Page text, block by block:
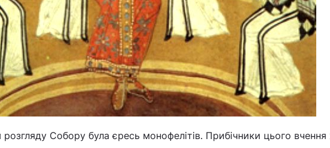
Собору була єресь монофелітів. Прибічники цього вчення